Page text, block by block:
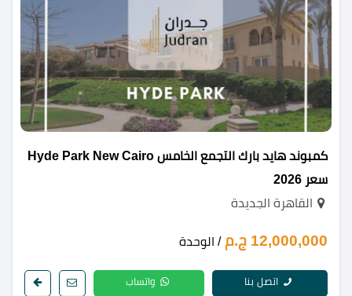
كمبوند هايد بارك التجمع الخامس Hyde Park New Cairo
سعر 2026
القاهرة الجديدة
12,000,000 ج.م / الوحدة
اتصل بنا واتساب